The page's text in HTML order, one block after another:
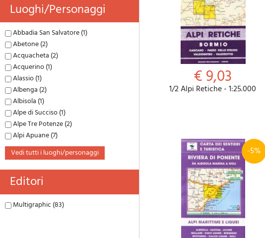
Luoghi/personaggi
Abbadia San Salvatore (1)
Abetone (2)
Acquacheta (2)
Acquerino (1)
Alassio (1)
Albenga (2)
Albisola (1)
Alpe di Succiso (1)
Alpe Tre Potenze (2)
Alpi Apuane (7)
vedi tutti i luoghi/personaggi
Editori
Multigraphic (83)
€ 9,03
1/2 Alpi Retiche - 1:25.000
-5%